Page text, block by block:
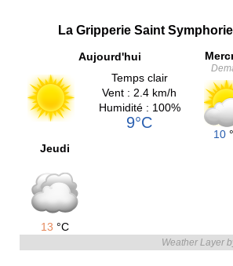
La Gripperie Saint
Aujourd'hui
Temps clair
Vent : 2.4 km/h
Humidité : 100%
9°C
10
Jeudi
13 °C
Weather Layer